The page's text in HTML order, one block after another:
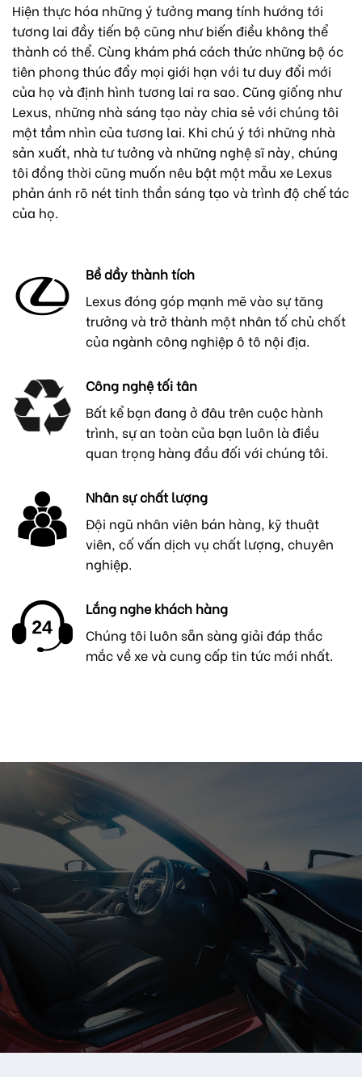
Hiện thực hóa những ý tưởng mang tính hướng tới
tương lai đầy tiến bộ cũng như biến điều không thể
thành có thể. Cùng khám phá cách thức những bộ óc
tiên phong thúc đẩy mọi giới hạn với tư duy đổi mới
của họ và định hình tương lai ra sao. Cũng giống như
Lexus, những nhà sáng tạo này chia sẻ với chúng tôi
một tầm nhìn của tương lai. Khi chú ý tới những nhà
sản xuất, nhà tư tưởng và những nghệ sĩ này, chúng
tôi đồng thời cũng muốn nêu bật một mẫu xe Lexus
phản ánh rõ nét tinh thần sáng tạo và trình độ chế tác
của họ.
Bề dầy thành tích
Lexus đóng góp mạnh mẽ vào sự tăng
trưởng và trở thành một nhân tố chủ chốt
của ngành công nghiệp ô tô nội địa.
Công nghệ tối tân
Bất kể bạn đang ở đâu trên cuộc hành
trình, sự an toàn của bạn luôn là điều
quan trọng hàng đầu đối với chúng tôi.
Nhân sự chất lượng
Đội ngũ nhân viên bán hàng, kỹ thuật
viên, cố vấn dịch vụ chất lượng, chuyên
nghiệp.
Lắng nghe khách hàng
Chúng tôi luôn sẵn sàng giải đáp thắc
mắc về xe và cung cấp tin tức mới nhất.